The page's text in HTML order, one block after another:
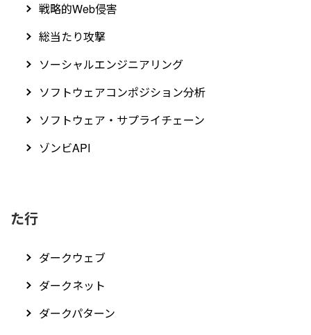
戦略的Web侵害
総当たり攻撃
ソーシャルエンジニアリング
ソフトウェアコンポジション分析
ソフトウェア・サプライチェーン
ゾンビAPI
た行
ダークウェブ
ダークネット
ダークパターン